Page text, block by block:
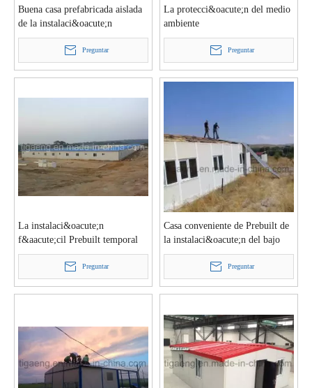
Buena casa prefabricada aislada
de la instalaci&oacute;n
r&aacute;pida con la estructura
de acero ligera
Preguntar
La protecci&oacute;n del medio
ambiente
Prebuilt/prefabric&oacute; la
casa para el dormitorio del
trabajador
Preguntar
La instalaci&oacute;n
f&aacute;cil Prebuilt temporal
extensible/prefabric&oacute; la
casa/la oficina/el sitio
Preguntar
Casa conveniente de Prebuilt de
la instalaci&oacute;n del bajo
costo con la estructura de acero
Preguntar